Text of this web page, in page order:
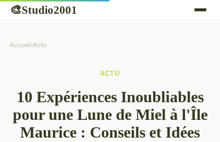
🎨Studio2001
Accueil ›Actu
ACTU
10 Expériences Inoubliables
pour une Lune de Miel à l'Île
Maurice : Conseils et Idées